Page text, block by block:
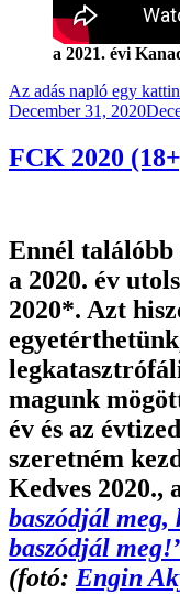
a 2021. évi
Az adás napló egy
Posted
December 31, 2020
FCK 2020
Ennél találóbb
a 2020. év
2020*. Azt
magunk
év és az
szeretném
Kedves 2020.,
baszódjál
baszódjál
(fotó: Engin